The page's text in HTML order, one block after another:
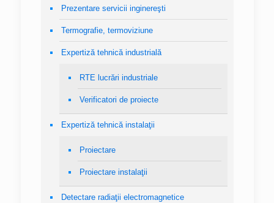
Prezentare servicii inginereşti
Termografie, termoviziune
Expertiză tehnică industrială
RTE lucrări industriale
Verificatori de proiecte
Expertiză tehnică instalaţii
Proiectare
Proiectare instalaţii
Detectare radiaţii electromagnetice